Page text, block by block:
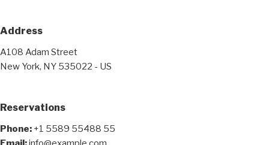
Address
A108 Adam Street
New York, NY 535022 - US
Reservations
Phone: +1 5589 55488 55